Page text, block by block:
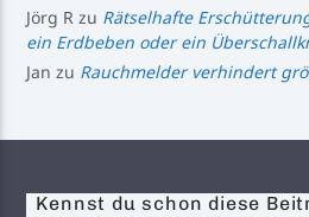
Jörg R zu Rätselhafte
ein Erdbeben oder ein
Jan zu Rauchmelder verhindert
Kennst du schon diese